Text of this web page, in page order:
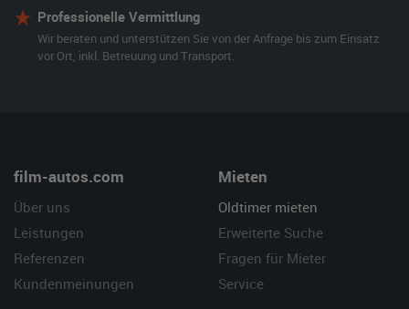
Professionelle Vermittlung
Wir beraten und unterstützen Sie von der Anfrage bis zum Einsatz
vor Ort, inkl. Betreuung und Transport.
film-autos.com
Über uns
Leistungen
Referenzen
Kundenmeinungen
Mieten
Oldtimer mieten
Erweiterte Suche
Fragen für Mieter
Service